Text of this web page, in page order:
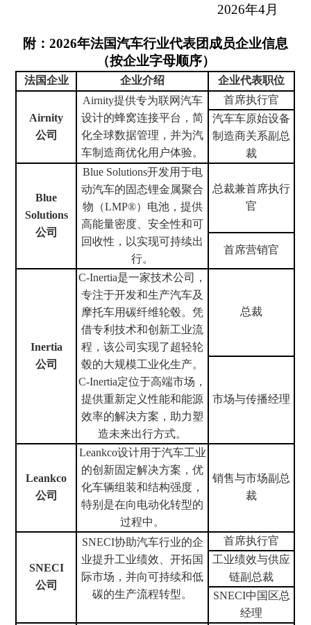
2026年4月
附：2026年法国汽车行业代表团成员企业信息
（按企业字母顺序）
法国企业 企业介绍 企业代表职位
Airnity
公司
Airnity提供专为联网汽车
设计的蜂窝连接平台，简
化全球数据管理，并为汽
车制造商优化用户体验。
首席执行官
汽车车原始设备
制造商关系副总
裁
Blue
Solutions
公司
Blue Solutions开发用于电
动汽车的固态锂金属聚合
物（LMP®）电池，提供
高能量密度、安全性和可
回收性，以实现可持续出
行。
总裁兼首席执行
官
首席营销官
Inertia
公司
C-Inertia是一家技术公司，
专注于开发和生产汽车及
摩托车用碳纤维轮毂。凭
借专利技术和创新工业流
程，该公司实现了超轻轮
毂的大规模工业化生产。
C-Inertia定位于高端市场，
提供重新定义性能和能源
效率的解决方案，助力塑
造未来出行方式。
总裁
市场与传播经理
Leankco
公司
Leankco设计用于汽车工业
的创新固定解决方案，优
化车辆组装和结构强度，
特别是在向电动化转型的
过程中。
销售与市场副总
裁
SNECI
公司
SNECI协助汽车行业的企
业提升工业绩效、开拓国
际市场，并向可持续和低
碳的生产流程转型。
首席执行官
工业绩效与供应
链副总裁
SNECI中国区总
经理